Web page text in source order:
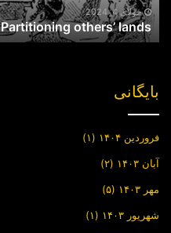
جولای 4, 2024
Partitioning others’ lands
بایگانی
فروردین ۱۴۰۴ (۱)
آبان ۱۴۰۳ (۲)
مهر ۱۴۰۳ (۵)
شهریور ۱۴۰۳ (۱)